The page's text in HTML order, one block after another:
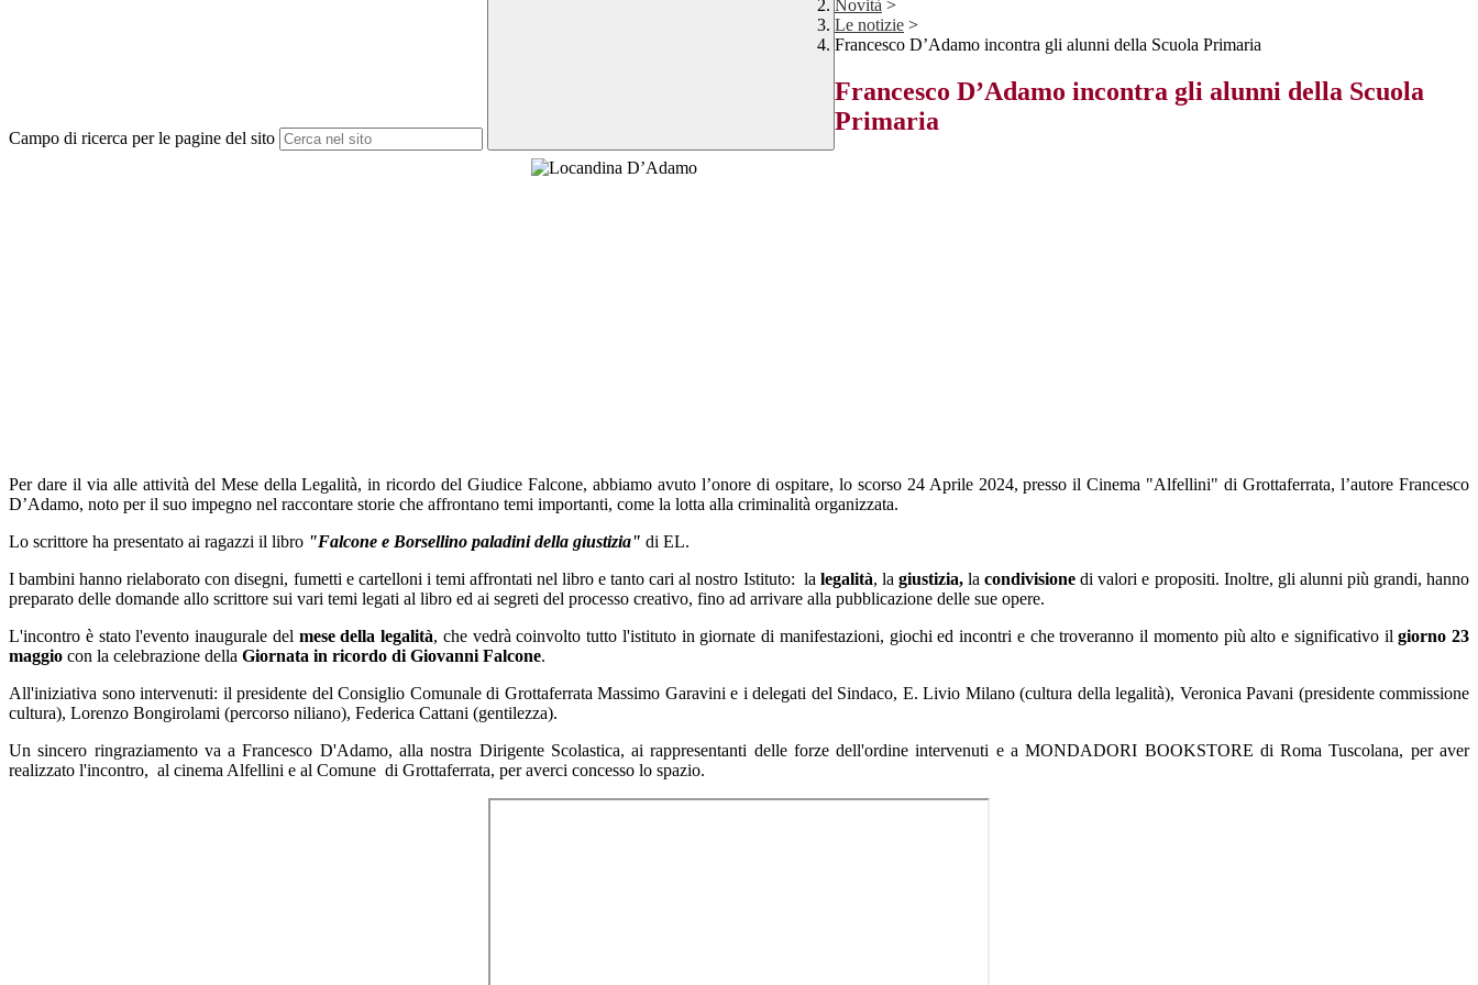
Campo di ricerca per le pagine del sito
Novità >
Le notizie >
Francesco D’Adamo incontra gli alunni della Scuola Primaria
Francesco D’Adamo incontra gli alunni della Scuola
Primaria
Per dare il via alle attività del Mese della Legalità, in ricordo del Giudice Falcone, abbiamo avuto l’onore di ospitare, lo scorso 24 Aprile 2024, presso il Cinema "Alfellini" di Grottaferrata, l’autore Francesco
D’Adamo, noto per il suo impegno nel raccontare storie che affrontano temi importanti, come la lotta alla criminalità organizzata.
Lo scrittore ha presentato ai ragazzi il libro "Falcone e Borsellino paladini della giustizia" di EL.
I bambini hanno rielaborato con disegni, fumetti e cartelloni i temi affrontati nel libro e tanto cari al nostro Istituto: la legalità, lagiustizia, lacondivisionedi valori e propositi. Inoltre, gli alunni più grandi, hanno
preparato delle domande allo scrittore sui vari temi legati al libro ed ai segreti del processo creativo, fino ad arrivare alla pubblicazione delle sue opere.
L'incontro è stato l'evento inaugurale del mese della legalità, che vedrà coinvolto tutto l'istituto in giornate di manifestazioni, giochi ed incontri e che troveranno il momento più alto e significativo il giorno 23
maggio con la celebrazione della Giornata in ricordo di Giovanni Falcone.
All'iniziativa sono intervenuti: il presidente del Consiglio Comunale di Grottaferrata Massimo Garavini e i delegati del Sindaco, E. Livio Milano (cultura della legalità), Veronica Pavani (presidente commissione
cultura), Lorenzo Bongirolami (percorso niliano), Federica Cattani (gentilezza).
Un sincero ringraziamento va a Francesco D'Adamo, alla nostra Dirigente Scolastica, ai rappresentanti delle forze dell'ordine intervenuti e a MONDADORI BOOKSTORE di Roma Tuscolana, per aver
realizzato l'incontro, al cinema Alfellini e al Comune di Grottaferrata, per averci concesso lo spazio.